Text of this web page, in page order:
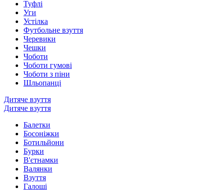
Туфлі
Уги
Устілка
Футбольне взуття
Черевики
Чешки
Чоботи
Чоботи гумові
Чоботи з піни
Шльопанці
Дитяче взуття
Дитяче взуття
Балетки
Босоніжки
Ботильйони
Бурки
В'єтнамки
Валянки
Взуття
Галоші